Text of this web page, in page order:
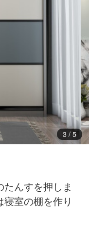
3/ 5
んすを押しま
室の棚を作り